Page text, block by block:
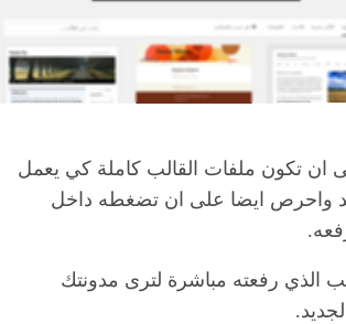
تكون ملفات القالب كاملة كي يعمل
واحرص ايضا على ان تضغطه داخل
الذي رفعته مباشرة لترى مدونتك